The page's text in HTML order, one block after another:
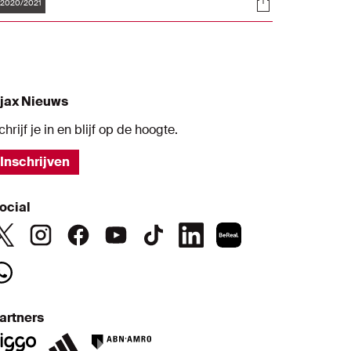
2020/2021.
2021
Nieuws
je in en blijf op de hoogte.
Inschrijven